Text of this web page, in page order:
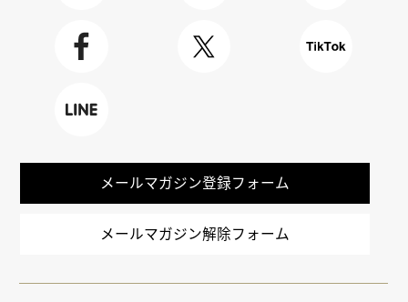
メールマガジン登録フォーム
メールマガジン解除フォーム